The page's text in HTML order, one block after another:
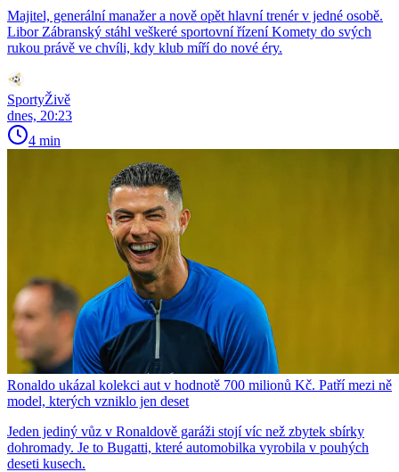
Majitel, generální manažer a nově opět hlavní trenér v jedné osobě.
Libor Zábranský stáhl veškeré sportovní řízení Komety do svých
rukou právě ve chvíli, kdy klub míří do nové éry.
SportyŽivě
dnes, 20:23
4 min
Ronaldo ukázal kolekci aut v hodnotě 700 milionů Kč. Patří mezi ně
model, kterých vzniklo jen deset
Jeden jediný vůz v Ronaldově garáži stojí víc než zbytek sbírky
dohromady. Je to Bugatti, které automobilka vyrobila v pouhých
deseti kusech.